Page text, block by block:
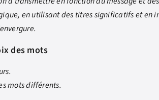
en utilisant des titres significatifs et en
des mots
mots différents.